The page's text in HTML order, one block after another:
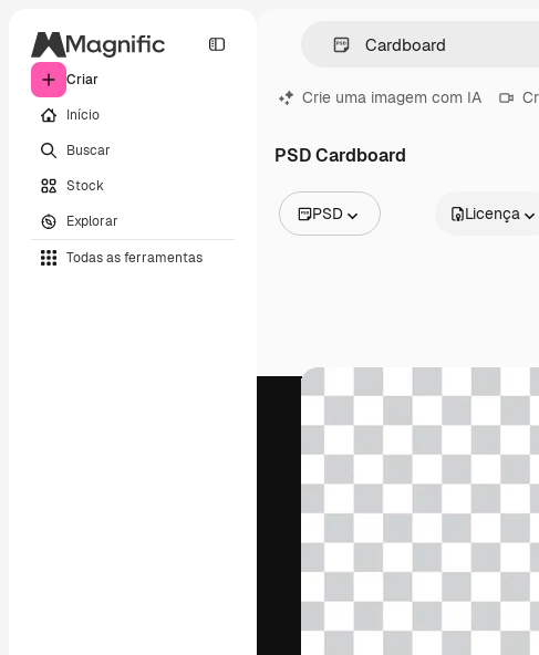
Criar
Início
Buscar
Stock
Explorar
Todas as ferramentas
Crie uma imagem com IA
PSD Cardboard
PSD
Vídeos
Clipes de vídeo
Modelos de vídeos
Ícones
Fontes
Licença
A plataforma criativa